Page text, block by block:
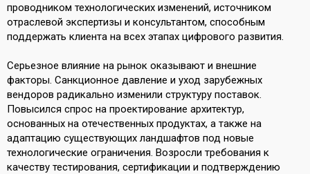
проводником технологических изменений, источником
отраслевой экспертизы и консультантом, способным
поддержать клиента на всех этапах цифрового развития.
Серьезное влияние на рынок оказывают и внешние
факторы. Санкционное давление и уход зарубежных
вендоров радикально изменили структуру поставок.
Повысился спрос на проектирование архитектур,
основанных на отечественных продуктах, а также на
адаптацию существующих ландшафтов под новые
технологические ограничения. Возросли требования к
качеству тестирования, сертификации и подтверждению